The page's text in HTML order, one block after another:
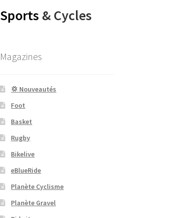
Sports & Cycles
Magazines
💢 Nouveautés
Foot
Basket
Rugby
Bikelive
eBlueRide
Planète Cyclisme
Planète Gravel